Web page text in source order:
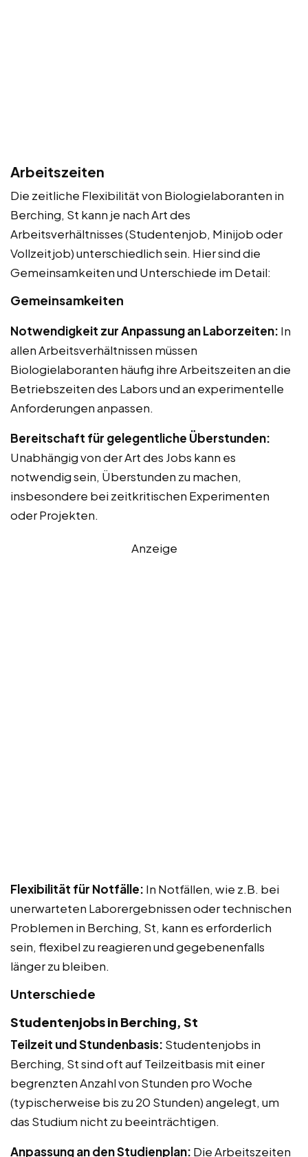
Arbeitszeiten
Die zeitliche Flexibilität von Biologielaboranten in
Berching, St kann je nach Art des
Arbeitsverhältnisses (Studentenjob, Minijob oder
Vollzeitjob) unterschiedlich sein. Hier sind die
Gemeinsamkeiten und Unterschiede im Detail:
Gemeinsamkeiten
Notwendigkeit zur Anpassung an Laborzeiten: In
allen Arbeitsverhältnissen müssen
Biologielaboranten häufig ihre Arbeitszeiten an die
Betriebszeiten des Labors und an experimentelle
Anforderungen anpassen.
Bereitschaft für gelegentliche Überstunden:
Unabhängig von der Art des Jobs kann es
notwendig sein, Überstunden zu machen,
insbesondere bei zeitkritischen Experimenten
oder Projekten.
Anzeige
Flexibilität für Notfälle: In Notfällen, wie z.B. bei
unerwarteten Laborergebnissen oder technischen
Problemen in Berching, St, kann es erforderlich
sein, flexibel zu reagieren und gegebenenfalls
länger zu bleiben.
Unterschiede
Studentenjobs in Berching, St
Teilzeit und Stundenbasis: Studentenjobs in
Berching, St sind oft auf Teilzeitbasis mit einer
begrenzten Anzahl von Stunden pro Woche
(typischerweise bis zu 20 Stunden) angelegt, um
das Studium nicht zu beeinträchtigen.
Anpassung an den Studienplan: Die Arbeitszeiten